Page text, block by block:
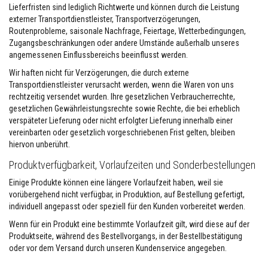
ö
r
t
e
l
&
Z
e
m
e
n
t
H
o
t
e
m
p
e
a
t
u
Lieferfristen sind lediglich Richtwerte und können durch die Leistung
externer Transportdienstleister, Transportverzögerungen,
Routenprobleme, saisonale Nachfrage, Feiertage, Wetterbedingungen,
Zugangsbeschränkungen oder andere Umstände außerhalb unseres
angemessenen Einflussbereichs beeinflusst werden.
Wir haften nicht für Verzögerungen, die durch externe
Transportdienstleister verursacht werden, wenn die Waren von uns
rechtzeitig versendet wurden. Ihre gesetzlichen Verbraucherrechte,
gesetzlichen Gewährleistungsrechte sowie Rechte, die bei erheblich
verspäteter Lieferung oder nicht erfolgter Lieferung innerhalb einer
vereinbarten oder gesetzlich vorgeschriebenen Frist gelten, bleiben
hiervon unberührt.
Produktverfügbarkeit, Vorlaufzeiten und Sonderbestellungen
Einige Produkte können eine längere Vorlaufzeit haben, weil sie
vorübergehend nicht verfügbar, in Produktion, auf Bestellung gefertigt,
individuell angepasst oder speziell für den Kunden vorbereitet werden.
Wenn für ein Produkt eine bestimmte Vorlaufzeit gilt, wird diese auf der
Produktseite, während des Bestellvorgangs, in der Bestellbestätigung
oder vor dem Versand durch unseren Kundenservice angegeben.